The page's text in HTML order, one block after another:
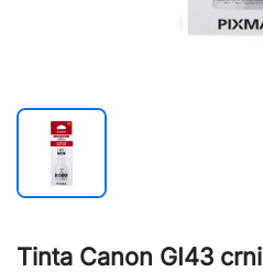
Tinta Canon GI43 crni